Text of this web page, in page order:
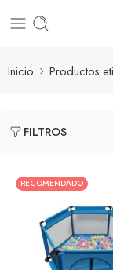
Inicio Productos
FILTROS
RECOMENDADO